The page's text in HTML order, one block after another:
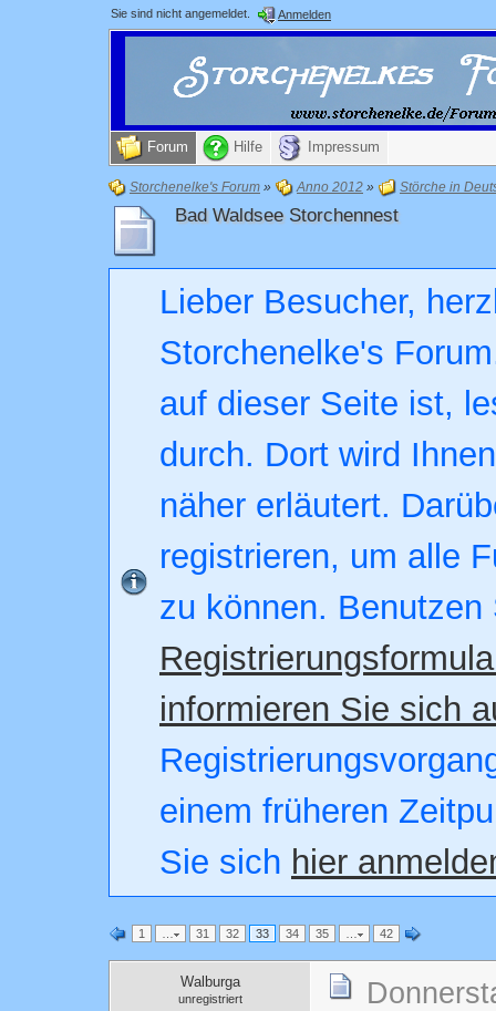
Sie sind nicht angemeldet. Anmelden
Forum Hilfe Impressum
Storchenelke's Forum » Anno 2012 » Störche in
Bad Waldsee Storchennest
Lieber Besucher,
Storchenelke's
auf dieser Seite ist,
durch. Dort wird
näher erläutert.
registrieren, um alle
zu können. Benutzen
informieren Sie sich
einem früheren
Sie sich hier
1 … 31 32 33 34 35 … 42
Walburga
unregistriert